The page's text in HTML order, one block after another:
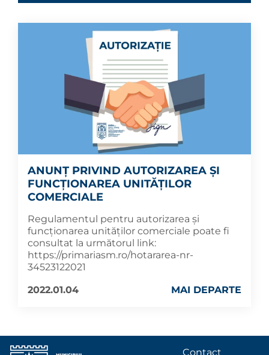
ANUNȚ PRIVIND AUTORIZAREA ȘI
FUNCȚIONAREA UNITĂȚILOR
COMERCIALE
Regulamentul pentru autorizarea și
funcționarea unităților comerciale poate fi
consultat la următorul link:
https://primariasm.ro/hotararea-nr-
34523122021
2022.01.04
MAI DEPARTE
Contact